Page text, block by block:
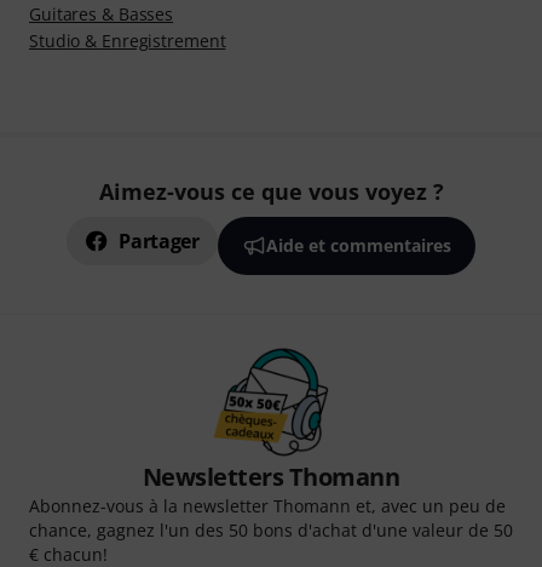
Guitares & Basses
Studio & Enregistrement
Aimez-vous ce que vous voyez ?
Partager Aide et commentaires
Newsletters Thomann
Abonnez-vous à la newsletter Thomann et, avec un peu de
chance, gagnez l'un des 50 bons d'achat d'une valeur de 50
€ chacun!